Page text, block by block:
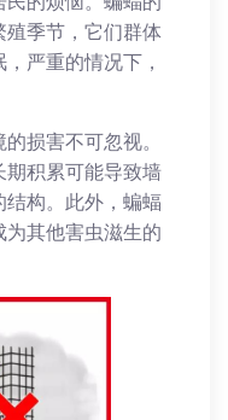
季节，它们群体
严重的情况下，
损害不可忽视。
积累可能导致墙
构。此外，蝙蝠
其他害虫滋生的